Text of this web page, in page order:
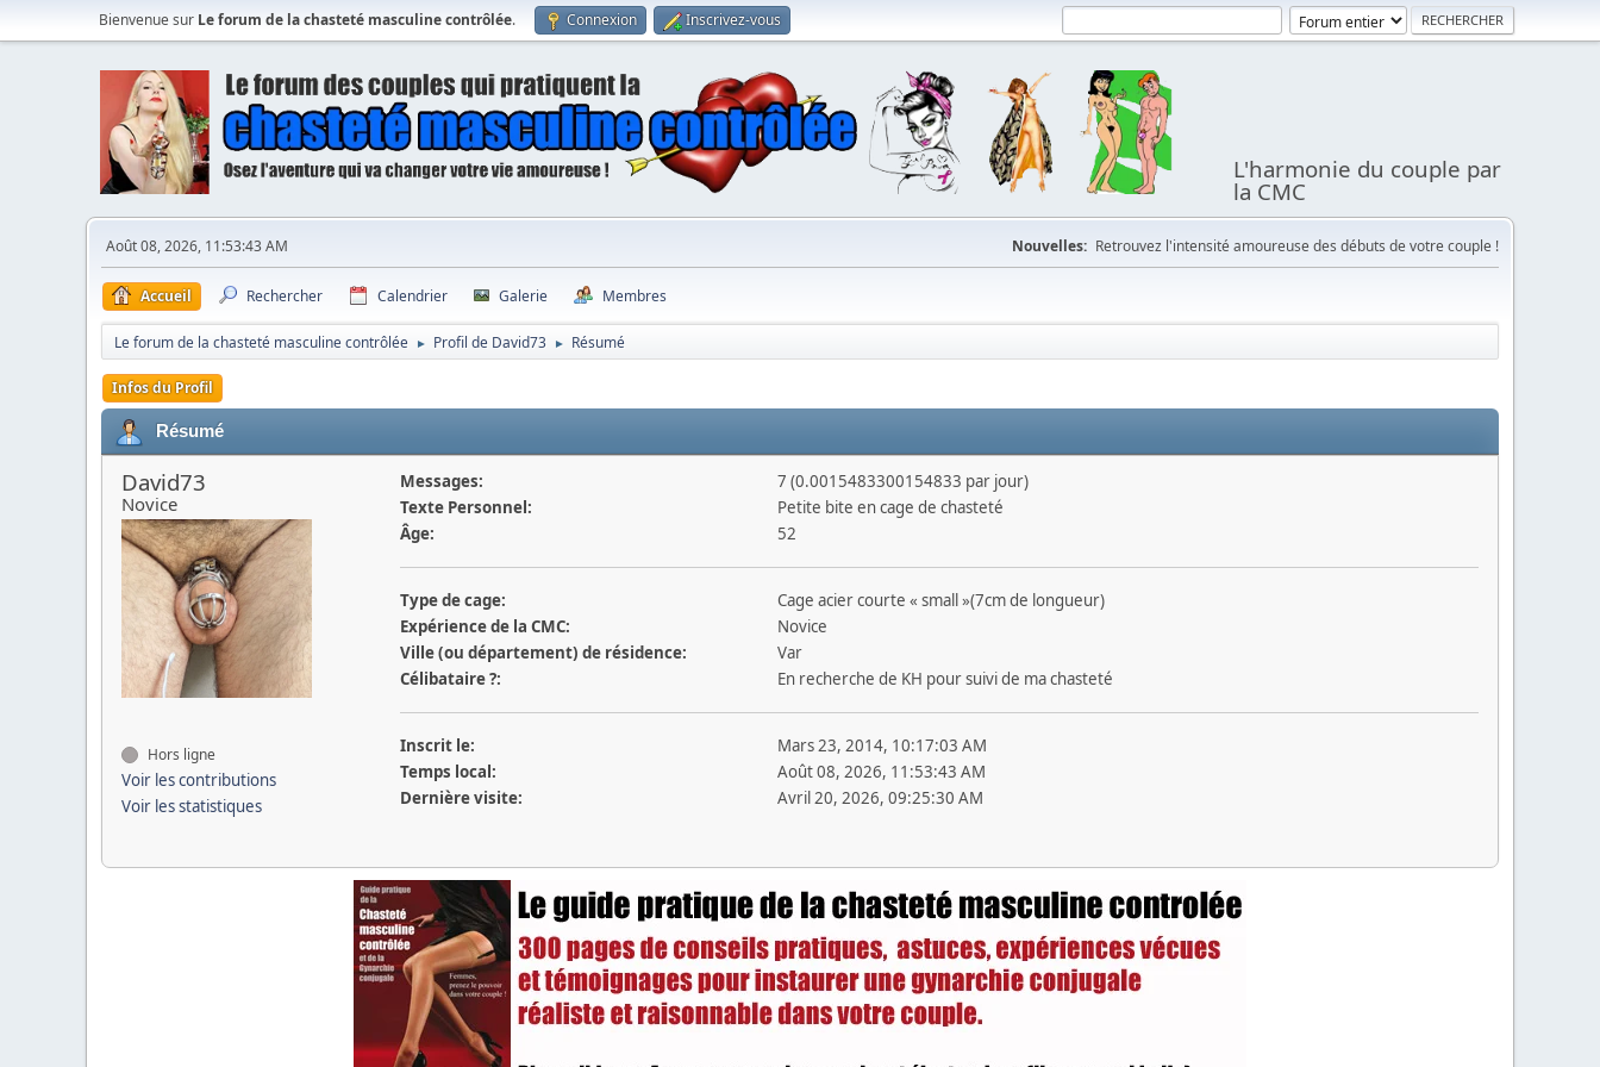
Bienvenue sur Le forum de la chasteté masculine contrôlée. Connexion Inscrivez-vous
L'harmonie du couple par
la CMC
Août 08, 2026, 11:53:43 AM Nouvelles: Retrouvez l'intensité amoureuse des débuts de votre couple !
Accueil Rechercher Calendrier Galerie Membres
Le forum de la chasteté masculine contrôlée ► Profil de David73 ► Résumé
Infos du Profil
Résumé
David73
Novice
Hors ligne
Voir les contributions
Voir les statistiques
Messages:
7 (0.0015483300154833 par jour)
Texte Personnel:
Petite bite en cage de chasteté
Âge:
52
Type de cage:
Cage acier courte « small »(7cm de longueur)
Expérience de la CMC:
Novice
Ville (ou département) de résidence:
Var
Célibataire ?:
En recherche de KH pour suivi de ma chasteté
Inscrit le:
Mars 23, 2014, 10:17:03 AM
Temps local:
Août 08, 2026, 11:53:43 AM
Dernière visite:
Avril 20, 2026, 09:25:30 AM